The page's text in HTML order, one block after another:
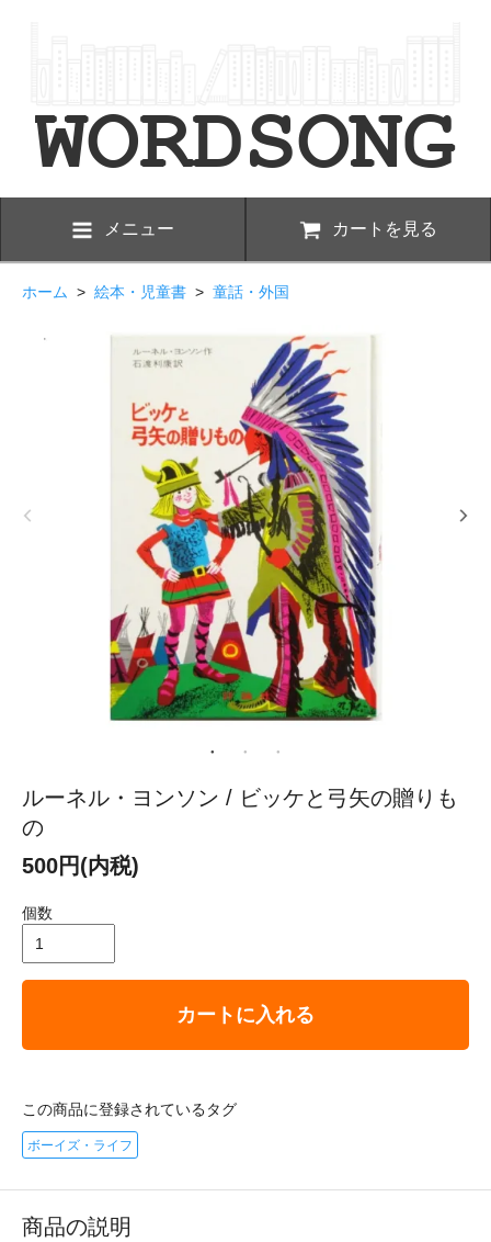
メニュー カートを見る
ホーム > 絵本・児童書 > 童話・外国
ルーネル・ヨンソン / ビッケと弓矢の贈りも
の
500円(内税)
個数
カートに入れる
この商品に登録されているタグ
ボーイズ・ライフ
商品の説明